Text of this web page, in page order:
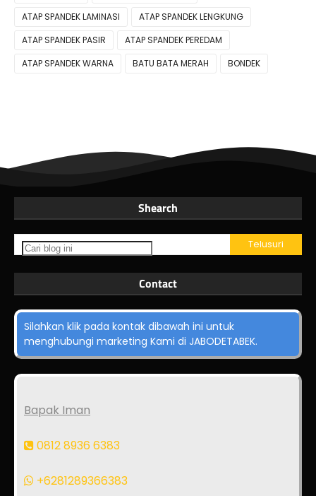
ATAP SPANDEK LAMINASI
ATAP SPANDEK LENGKUNG
ATAP SPANDEK PASIR
ATAP SPANDEK PEREDAM
ATAP SPANDEK WARNA
BATU BATA MERAH BONDEK
Shearch
Contact
Silahkan klik pada kontak dibawah ini untuk
menghubungi marketing Kami di JABODETABEK.
Bapak Iman
0812 8936 6383
+6281289366383